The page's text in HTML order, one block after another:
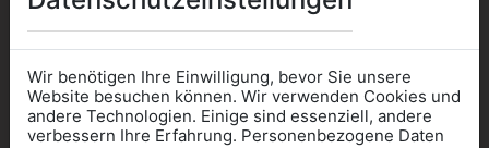
AUCH GEFALLEN
Wir benötigen Ihre Einwilligung, bevor Sie unsere
Website besuchen können. Wir verwenden Cookies und
andere Technologien. Einige sind essenziell, andere
verbessern Ihre Erfahrung. Personenbezogene Daten